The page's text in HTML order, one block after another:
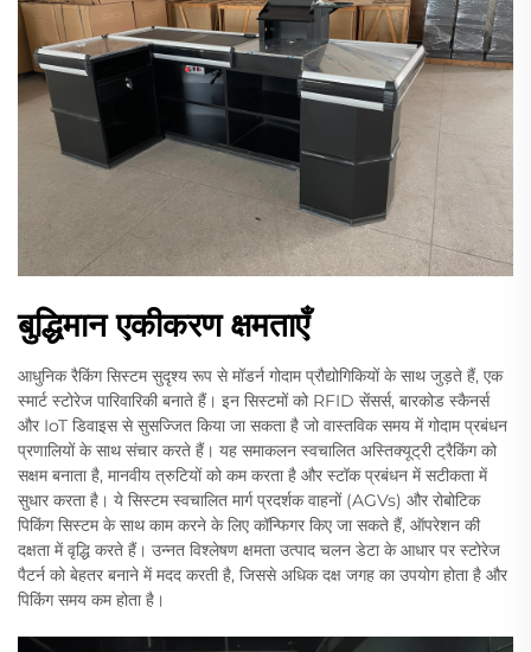
बुद्धिमान एकीकरण क्षमताएँ
आधुनिक रैकिंग सिस्टम सुदृश्य रूप से मॉडर्न गोदाम प्रौद्योगिकियों के साथ जुड़ते हैं, एक
स्मार्ट स्टोरेज पारिवारिकी बनाते हैं। इन सिस्टमों को RFID सेंसर्स, बारकोड स्कैनर्स
और IoT डिवाइस से सुसज्जित किया जा सकता है जो वास्तविक समय में गोदाम प्रबंधन
प्रणालियों के साथ संचार करते हैं। यह समाकलन स्वचालित अस्तिक्यूट्री ट्रैकिंग को
सक्षम बनाता है, मानवीय त्रुटियों को कम करता है और स्टॉक प्रबंधन में सटीकता में
सुधार करता है। ये सिस्टम स्वचालित मार्ग प्रदर्शक वाहनों (AGVs) और रोबोटिक
पिकिंग सिस्टम के साथ काम करने के लिए कॉन्फिगर किए जा सकते हैं, ऑपरेशन की
दक्षता में वृद्धि करते हैं। उन्नत विश्लेषण क्षमता उत्पाद चलन डेटा के आधार पर स्टोरेज
पैटर्न को बेहतर बनाने में मदद करती है, जिससे अधिक दक्ष जगह का उपयोग होता है और
पिकिंग समय कम होता है।